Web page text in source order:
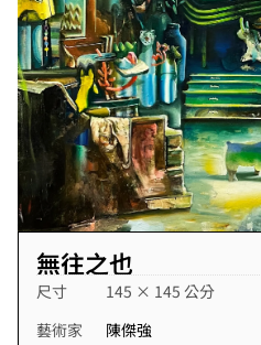
無往之也
尺寸
145 × 145 公分
藝術家
陳傑強